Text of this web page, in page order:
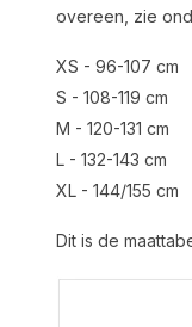
overeen, zie
XS - 96-107 cm
S - 108-119 cm
M - 120-131 cm
L - 132-143 cm
XL - 144/155 cm
Dit is de